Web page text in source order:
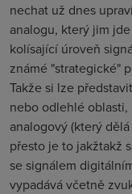
nechat už dnes
analogu, který jim
kolísající úroveň
známé "strategické"
Takže si lze
nebo odlehlé oblasti,
analogový (který
přesto je to jakžtakž
se signálem
vypadává včetně